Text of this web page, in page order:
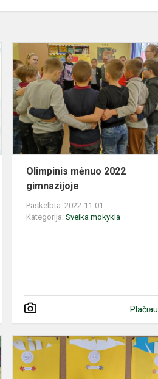
Jausmų
uogienė
Olimpinis mėnuo 2022
gimnazijoje
Paskelbta: 2022-11-01
Kategorija:Sveika mokykla
Plačiau
Tvaresnė
ir
sveikesnė